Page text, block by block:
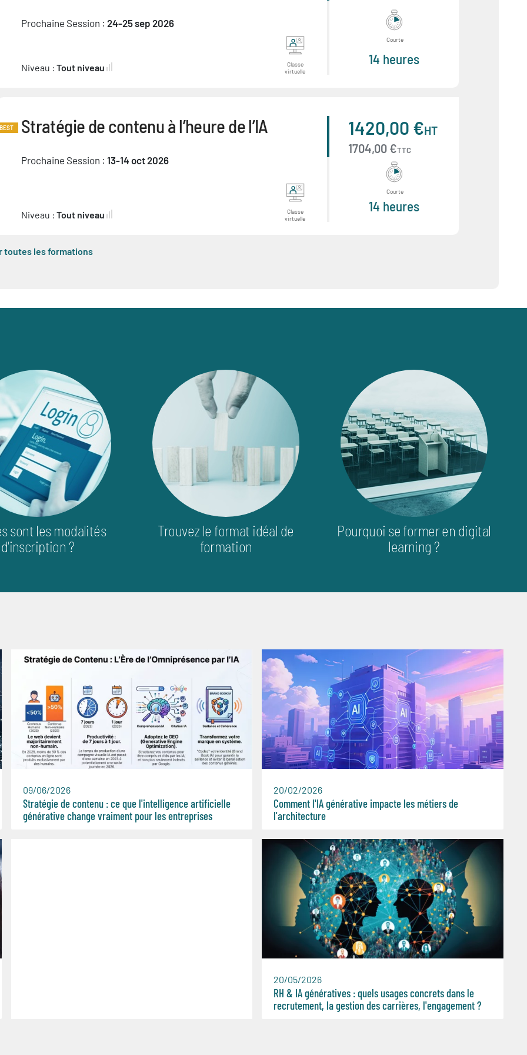
Prochaine Session : 24-25 sep 2026
Niveau : Tout niveau
Classe
virtuelle
Courte
14 heures
BEST Stratégie de contenu à l’heure de l’IA
Prochaine Session : 13-14 oct 2026
Niveau : Tout niveau
Classe
virtuelle
1420,00 €HT
1704,00 €TTC
Courte
14 heures
toutes les formations
sont les modalités
d'inscription ?
image
Trouvez le format idéal de
formation
image
Pourquoi se former en digital
learning ?
09/06/2026
Stratégie de contenu : ce que l'intelligence artificielle
générative change vraiment pour les entreprises
20/05/2026
RH & IA génératives : quels usages concrets dans le
recrutement, la gestion des carrières, l'engagement ?
20/02/2026
Comment l'IA générative impacte les métiers de
l'architecture